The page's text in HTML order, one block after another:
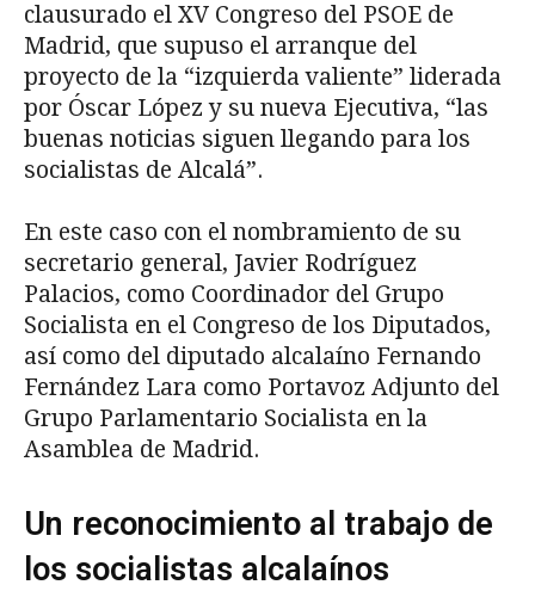
clausurado el XV Congreso del PSOE de
Madrid, que supuso el arranque del
proyecto de la “izquierda valiente” liderada
por Óscar López y su nueva Ejecutiva, “las
buenas noticias siguen llegando para los
socialistas de Alcalá”.
En este caso con el nombramiento de su
secretario general, Javier Rodríguez
Palacios, como Coordinador del Grupo
Socialista en el Congreso de los Diputados,
así como del diputado alcalaíno Fernando
Fernández Lara como Portavoz Adjunto del
Grupo Parlamentario Socialista en la
Asamblea de Madrid.
Un reconocimiento al trabajo de
los socialistas alcalaínos